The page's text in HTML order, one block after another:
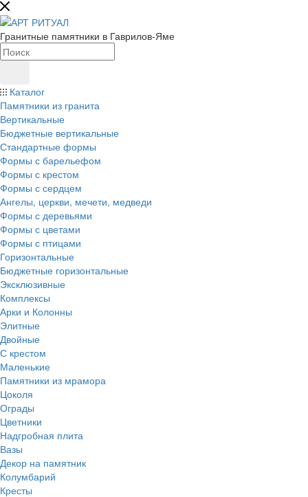
Гранитные памятники в Гаврилов-Яме
Каталог
Памятники из гранита
Вертикальные
Бюджетные вертикальные
Стандартные формы
Формы с барельефом
Формы с крестом
Формы с сердцем
Ангелы, церкви, мечети, медведи
Формы с деревьями
Формы с цветами
Формы с птицами
Горизонтальные
Бюджетные горизонтальные
Эксклюзивные
Комплексы
Арки и Колонны
Элитные
Двойные
С крестом
Маленькие
Памятники из мрамора
Цоколя
Ограды
Цветники
Надгробная плита
Вазы
Декор на памятник
Колумбарий
Кресты